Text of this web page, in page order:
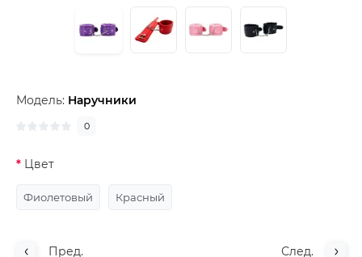
Модель: Наручники
0
Цвет
Фиолетовый Красный
Пред. След.